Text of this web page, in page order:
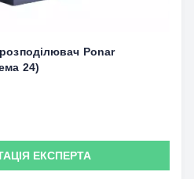
Ponar
24)
ЕКСПЕРТА